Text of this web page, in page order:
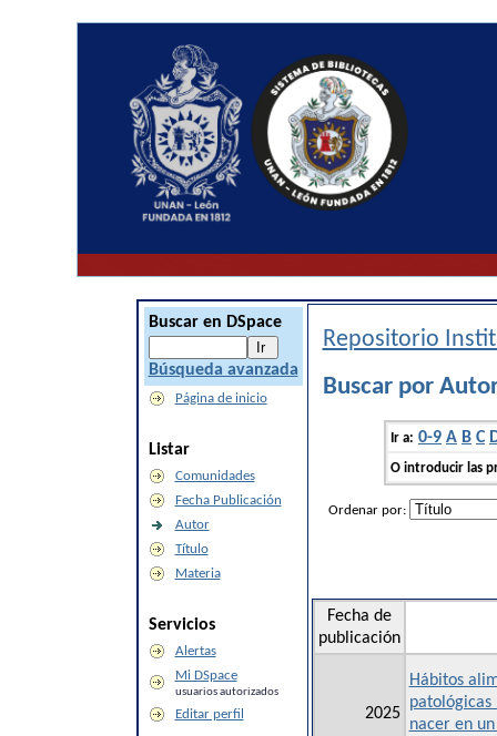
Buscar en DSpace
Búsqueda avanzada
Página de inicio
Listar
Comunidades
Fecha Publicación
Autor
Título
Materia
Servicios
Alertas
Mi DSpace
usuarios autorizados
Editar perfil
Repositorio
Buscar por
Ir a: 0-9 A B C
O introducir las
Ordenar por:
Fecha de
publicación
2025
Hábitos
patológicas
nacer en